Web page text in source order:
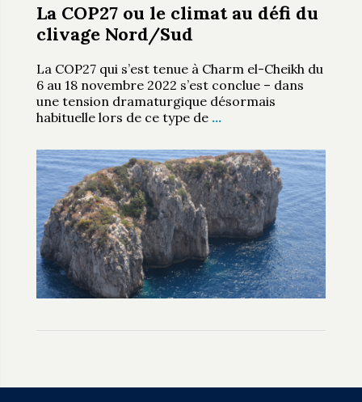
La COP27 ou le climat au défi du
clivage Nord/Sud
La COP27 qui s’est tenue à Charm el-Cheikh du
6 au 18 novembre 2022 s’est conclue – dans
une tension dramaturgique désormais
habituelle lors de ce type de …